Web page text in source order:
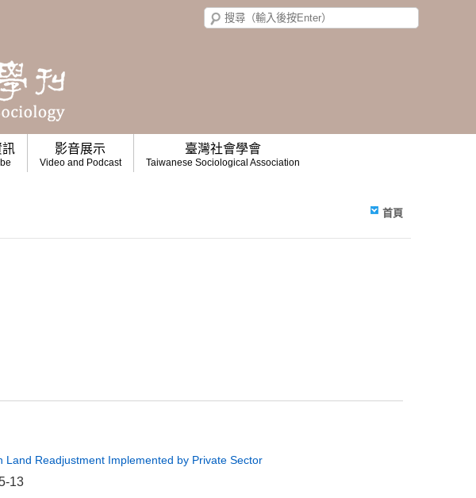
影音展示
Video and Podcast
臺灣社會學會
Taiwanese Sociological Association
首頁
Readjustment Implemented by Private Sector
13